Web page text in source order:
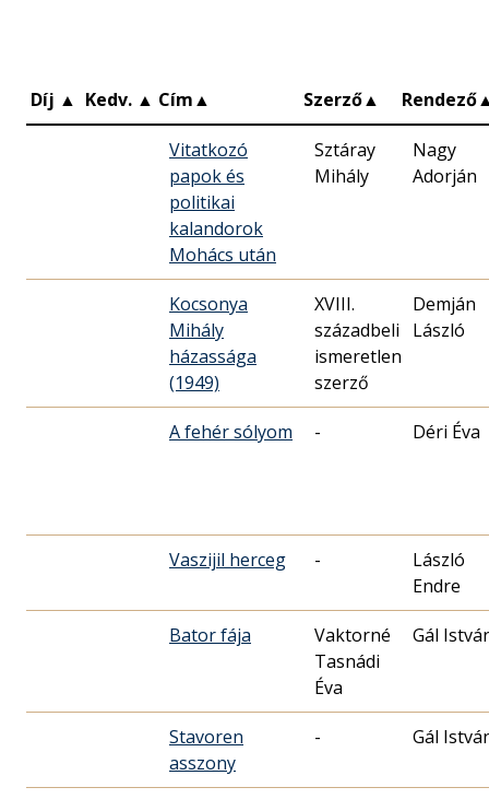
Díj ▲ Kedv. ▲ Cím▲ Szerző▲ Rendező
Vitatkozó
papok és
politikai
kalandorok
Mohács után
Sztáray
Mihály
Nagy
Adorján
Kocsonya
Mihály
házassága
(1949)
XVIII.
századbeli
ismeretlen
szerző
Demján
László
A fehér sólyom - Déri Éva
Vaszijil herceg -
László
Endre
Bator fája
Vaktorné
Tasnádi
Éva
Gál
Stavoren
asszony
- Gál